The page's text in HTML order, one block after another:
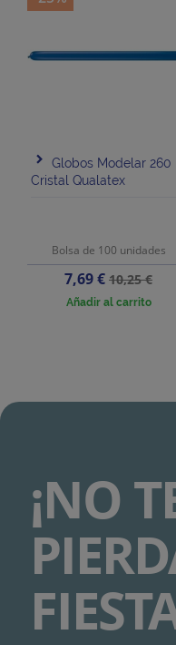
Globos Modelar 260
Cristal Qualatex
Bolsa de 100 unidades
Precio
7,69 €Precio
base
10,25 €
Añadir al carrito
¡NO